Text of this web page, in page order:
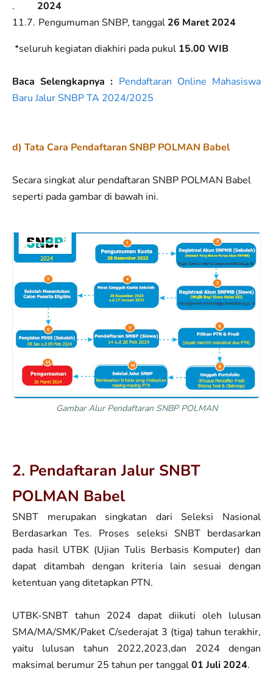
2024
Pengumuman SNBP, tanggal 26 Maret 2024
*seluruh kegiatan diakhiri pada pukul 15.00 WIB
Baca Selengkapnya : Pendaftaran Online Mahasiswa
Baru Jalur SNBP TA 2024/2025
d) Tata Cara Pendaftaran SNBP POLMAN Babel
Secara singkat alur pendaftaran SNBP POLMAN Babel
seperti pada gambar di bawah ini.
Gambar Alur Pendaftaran SNBP POLMAN
2. Pendaftaran Jalur SNBT
POLMAN Babel
SNBT merupakan singkatan dari Seleksi Nasional
Berdasarkan Tes. Proses seleksi SNBT berdasarkan
pada hasil UTBK (Ujian Tulis Berbasis Komputer) dan
dapat ditambah dengan kriteria lain sesuai dengan
ketentuan yang ditetapkan PTN.
UTBK-SNBT tahun 2024 dapat diikuti oleh lulusan
SMA/MA/SMK/Paket C/sederajat 3 (tiga) tahun terakhir,
yaitu lulusan tahun 2022,2023,dan 2024 dengan
maksimal berumur 25 tahun per tanggal01 Juli 2024.